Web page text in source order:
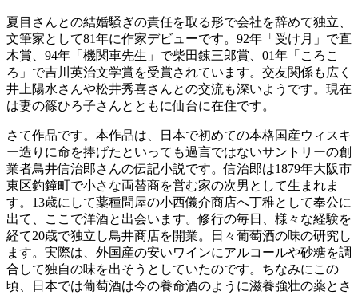
夏目さんとの結婚騒ぎの責任を取る形で会社を辞めて独立、
文筆家として81年に作家デビューです。92年「受け月」で直
木賞、94年「機関車先生」で柴田錬三郎賞、01年「ころこ
ろ」で吉川英治文学賞を受賞されています。交友関係も広く
井上陽水さんや松井秀喜さんとの交流も深いようです。現在
は妻の篠ひろ子さんとともに仙台に在住です。
さて作品です。本作品は、日本で初めての本格国産ウィスキ
ー造りに命を捧げたといっても過言ではないサントリーの創
業者鳥井信治郎さんの伝記小説です。信治郎は1879年大阪市
東区釣鐘町で小さな両替商を営む家の次男として生まれま
す。13歳にして薬種問屋の小西儀介商店へ丁稚として奉公に
出て、ここで洋酒と出会います。修行の毎日、様々な経験を
経て20歳で独立し鳥井商店を開業。日々葡萄酒の味の研究し
ます。実際は、外国産の安いワインにアルコールや砂糖を調
合して独自の味を出そうとしていたのです。ちなみにこの
頃、日本では葡萄酒は今の養命酒のように滋養強壮の薬とさ